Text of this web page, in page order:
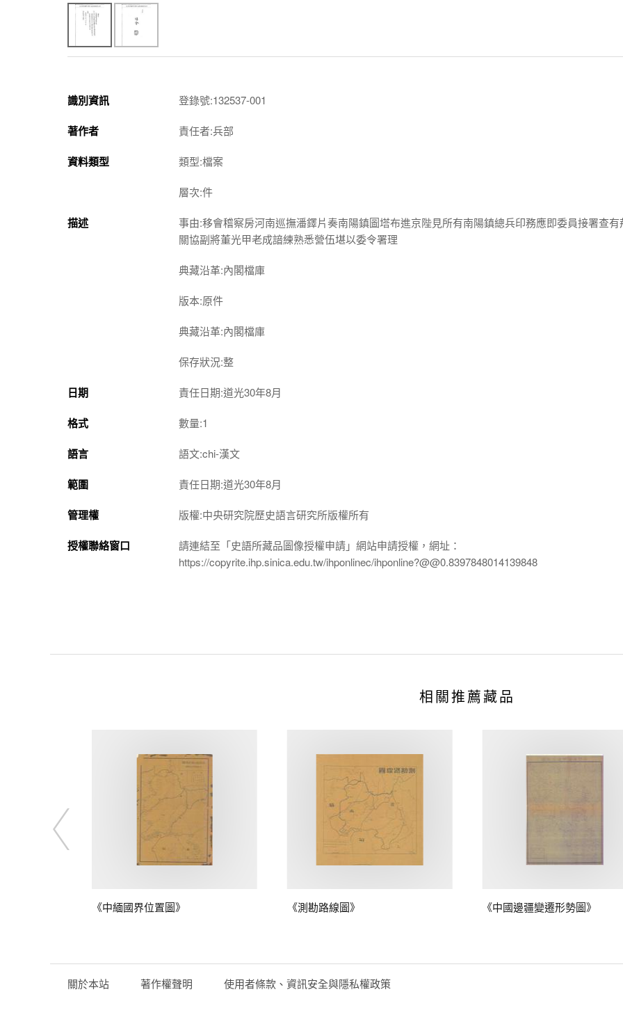
識別資訊 登錄號:132537-001
著作者 責任者:兵部
資料類型 類型:檔案
層次:件
描述
事由:移會稽察房河南巡撫潘鐸片奏南陽鎮圖塔布進京陛見所有南陽鎮總兵印務應即委員接署查有
關協副將董光甲老成諳練熟悉營伍堪以委令署理
典藏沿革:內閣檔庫
版本:原件
典藏沿革:內閣檔庫
保存狀況:整
日期 責任日期:道光30年8月
格式 數量:1
語言 語文:chi-漢文
範圍 責任日期:道光30年8月
管理權 版權:中央研究院歷史語言研究所版權所有
授權聯絡窗口
請連結至「史語所藏品圖像授權申請」網站申請授權，網址：
https://copyrite.ihp.sinica.edu.tw/ihponlinec/ihponline?@@0.8397848014139848
相關推薦藏品
《中緬國界位置圖》 《測勘路線圖》 《中國邊疆變遷形勢圖》
關於本站 著作權聲明 使用者條款、資訊安全與隱私權政策